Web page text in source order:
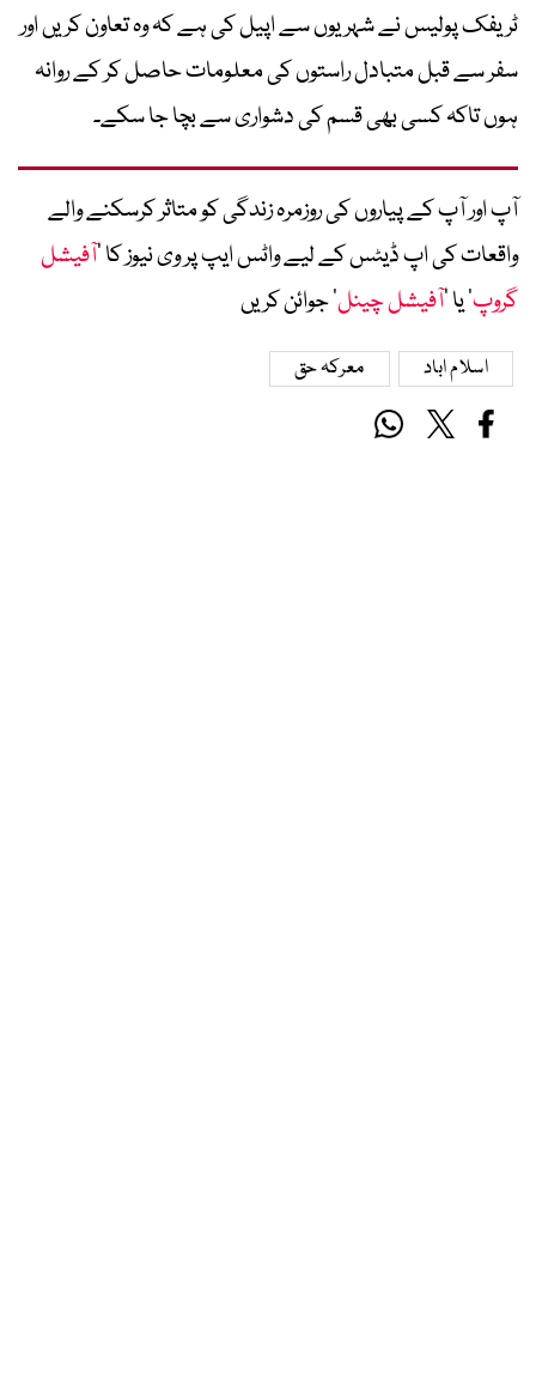
ٹریفک پولیس نے شہریوں سے اپیل کی ہے کہ وہ تعاون کریں اور
سفر سے قبل متبادل راستوں کی معلومات حاصل کر کے روانہ
ہوں تاکہ کسی بھی قسم کی دشواری سے بچا جا سکے۔
آپ اور آپ کے پیاروں کی روزمرہ زندگی کو متاثر کرسکنے والے
واقعات کی اپ ڈیٹس کے لیے واٹس ایپ پر وی نیوز کا ’آفیشل
گروپ‘ یا ’آفیشل چینل‘ جوائن کریں
اسلام اباد معرکہ حق